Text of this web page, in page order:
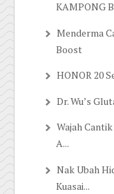
KAMPONG
Menderma
Boost
HONOR 20
Dr. Wu’s
Wajah
A...
Nak Ubah
Kuasai...